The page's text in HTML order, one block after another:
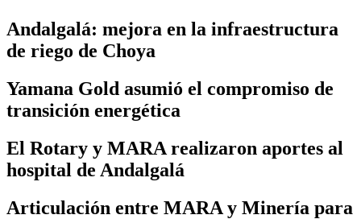
Andalgalá: mejora en la infraestructura
de riego de Choya
Yamana Gold asumió el compromiso de
transición energética
El Rotary y MARA realizaron aportes al
hospital de Andalgalá
Articulación entre MARA y Minería para